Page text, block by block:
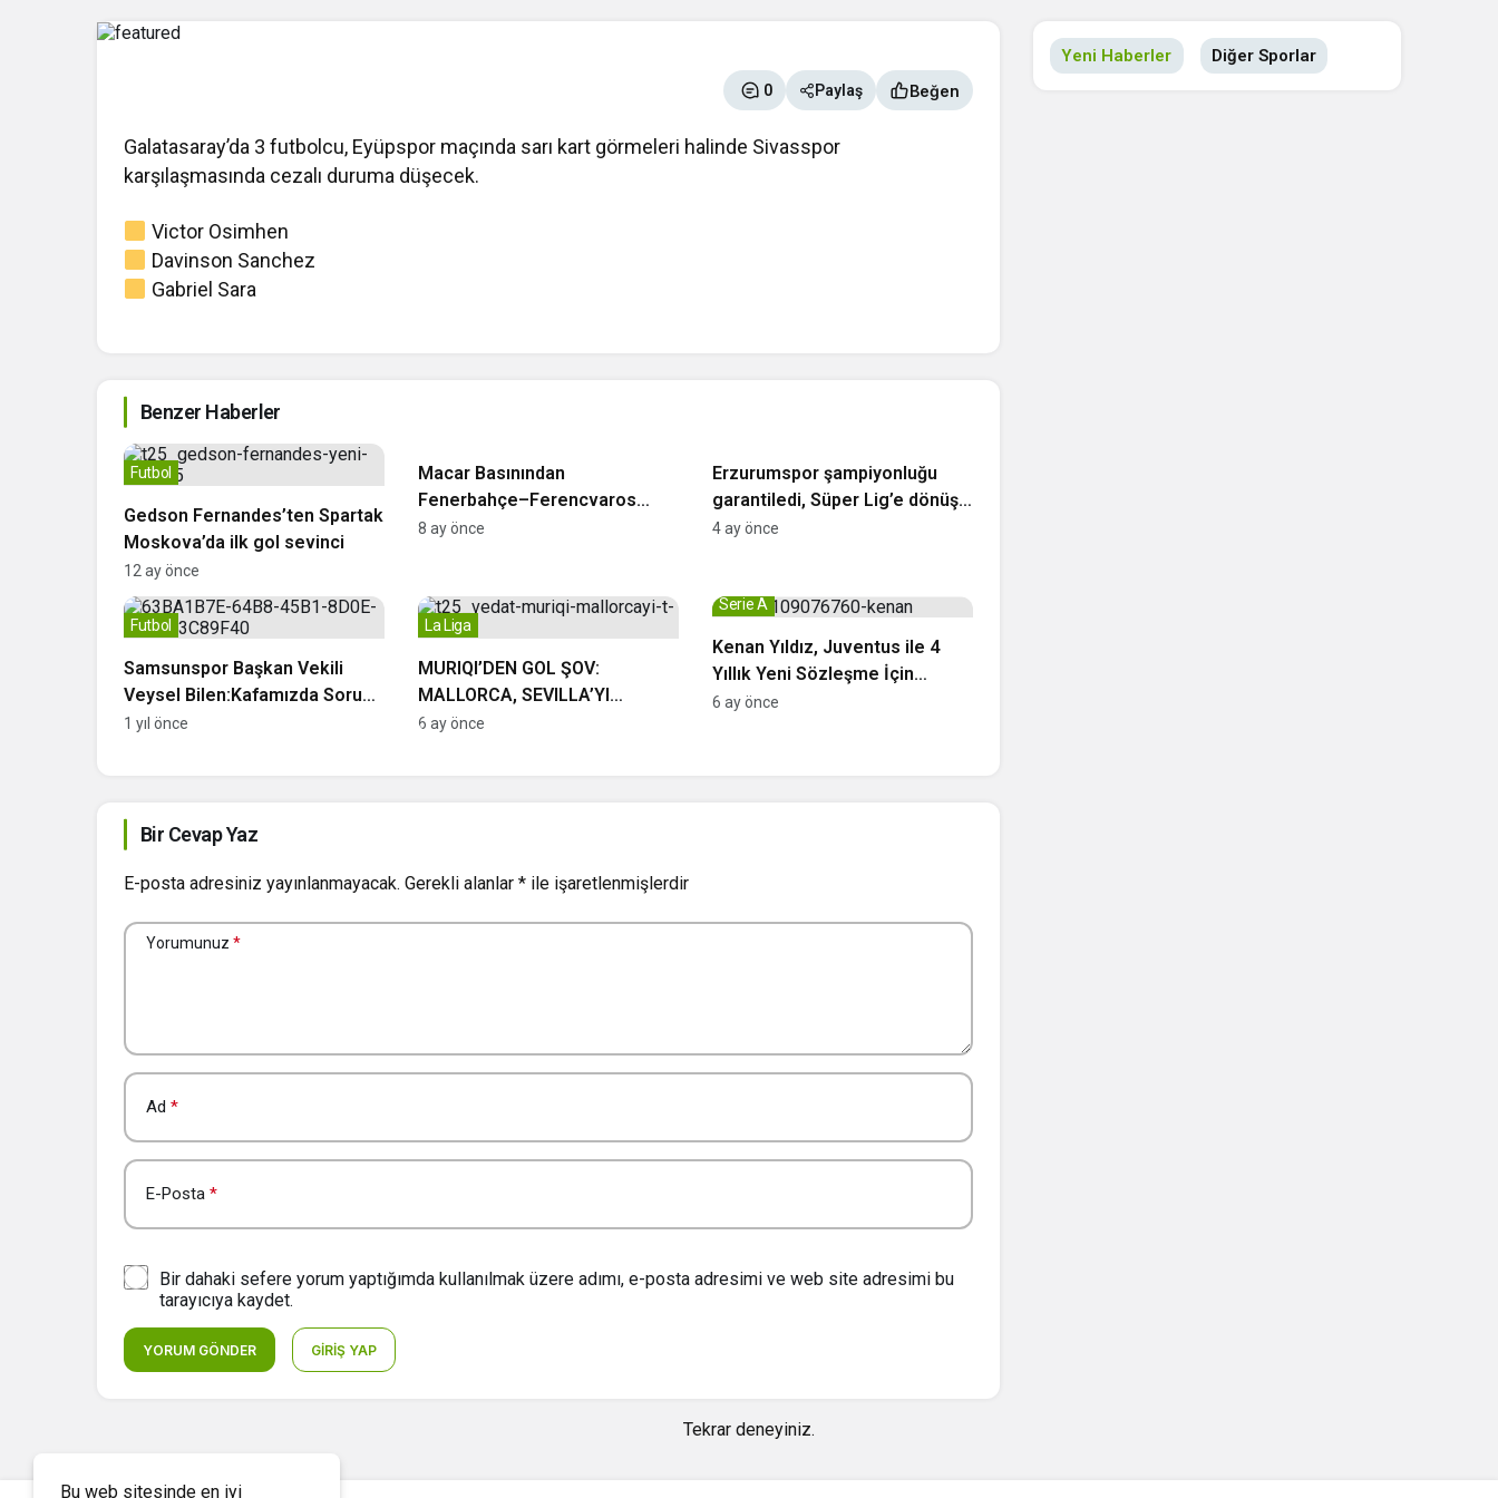
0 Paylaş Beğen
Galatasaray’da 3 futbolcu, Eyüpspor maçında sarı kart görmeleri halinde Sivasspor
karşılaşmasında cezalı duruma düşecek.
Victor Osimhen
Davinson Sanchez
Gabriel Sara
Benzer Haberler
Gedson Fernandes’ten Spartak
Moskova’da ilk gol sevinci
Futbol
12 ay önce
Macar Basınından
Fenerbahçe–Ferencvaros
Maçına Övgü: “İstanbul
8 ay önce
Erzurumspor şampiyonluğu
garantiledi, Süper Lig’e dönüş
kutlanıyor
4 ay önce
Samsunspor Başkan Vekili
Veysel Bilen:Kafamızda Soru
İşaretleri Var
Futbol
1 yıl önce
MURIQI’DEN GOL ŞOV:
MALLORCA, SEVILLA’YI
DAĞITTI!
La Liga
6 ay önce
Kenan Yıldız, Juventus ile 4
Yıllık Yeni Sözleşme İçin
Anlaştı
Serie A
6 ay önce
Bir Cevap Yaz
E-posta adresiniz yayınlanmayacak. Gerekli alanlar * ile işaretlenmişlerdir
Yorumunuz *
Ad *
E-Posta *
Bir dahaki sefere yorum yaptığımda kullanılmak üzere adımı, e-posta adresimi ve web site adresimi bu
tarayıcıya kaydet.
YORUM GÖNDER GIRIŞ YAP
Yeni Haberler Diğer Sporlar
Tekrar deneyiniz.
Bu web sitesinde en iyi